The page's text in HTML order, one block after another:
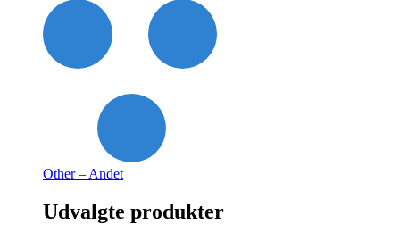
Other – Andet
Udvalgte produkter